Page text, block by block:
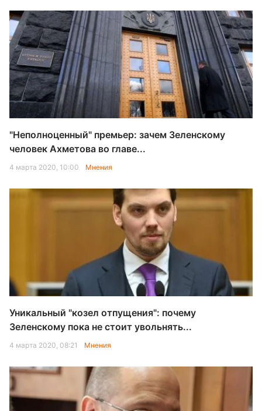
"Неполноценный" премьер: зачем Зеленскому
человек Ахметова во главе...
4 марта 2020, 10:00 Мнения
Уникальный "козел отпущения": почему
Зеленскому пока не стоит увольнять...
4 марта 2020, 08:21 Мнения